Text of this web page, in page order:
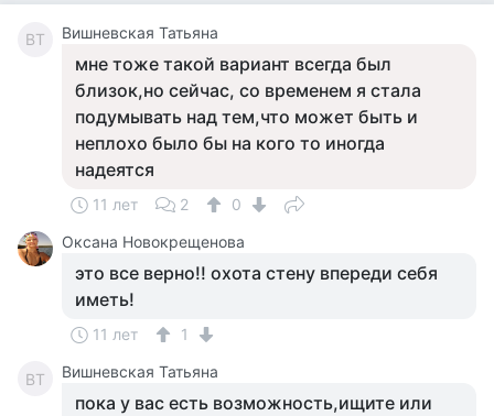
ВТ Вишневская Татьяна
мне тоже такой вариант всегда был
близок,но сейчас, со временем я стала
подумывать над тем,что может быть и
неплохо было бы на кого то иногда
надеятся
11 лет 2
0
Оксана Новокрещенова
это все верно!! охота стену впереди себя
иметь!
11 лет 1
ВТ Вишневская Татьяна
пока у вас есть возможность,ищите или